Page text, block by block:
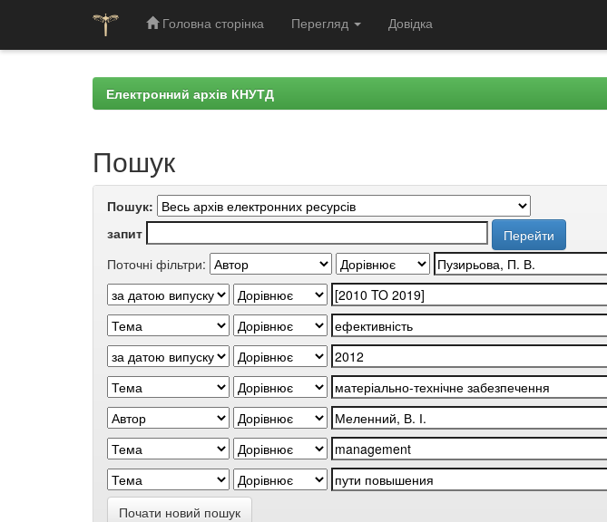
Головна сторінка Перегляд Довідка
Електронний архів КНУТД
Пошук
Пошук:
запит
Поточні фільтри:
Почати новий пошук